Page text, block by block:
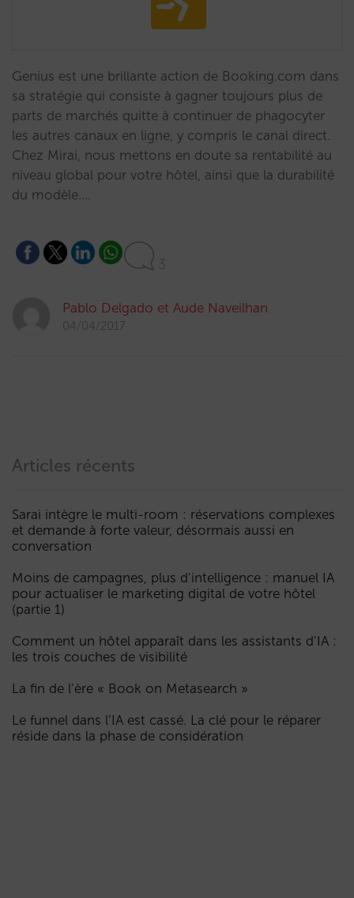
Genius est une brillante action de Booking.com dans
sa stratégie qui consiste à gagner toujours plus de
parts de marchés quitte à continuer de phagocyter
les autres canaux en ligne, y compris le canal direct.
Chez Mirai, nous mettons en doute sa rentabilité au
niveau global pour votre hôtel, ainsi que la durabilité
du modèle.…
3
Pablo Delgado et Aude Naveilhan
04/04/2017
Articles récents
Sarai intègre le multi-room : réservations complexes
et demande à forte valeur, désormais aussi en
conversation
Moins de campagnes, plus d’intelligence : manuel IA
pour actualiser le marketing digital de votre hôtel
(partie 1)
Comment un hôtel apparaît dans les assistants d’IA :
les trois couches de visibilité
La fin de l’ère « Book on Metasearch »
Le funnel dans l’IA est cassé. La clé pour le réparer
réside dans la phase de considération